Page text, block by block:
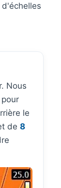
Nous
pour
le
de 8